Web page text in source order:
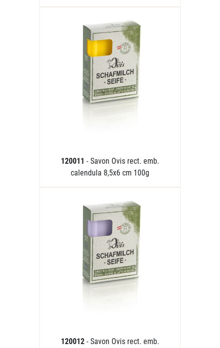
120011 - Savon Ovis rect. emb.
calendula 8,5x6 cm 100g
120012 - Savon Ovis rect. emb.